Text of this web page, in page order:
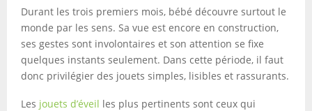
Durant les trois premiers mois, bébé découvre surtout le
monde par les sens. Sa vue est encore en construction,
ses gestes sont involontaires et son attention se fixe
quelques instants seulement. Dans cette période, il faut
donc privilégier des jouets simples, lisibles et rassurants.
Les jouets d’éveil les plus pertinents sont ceux qui